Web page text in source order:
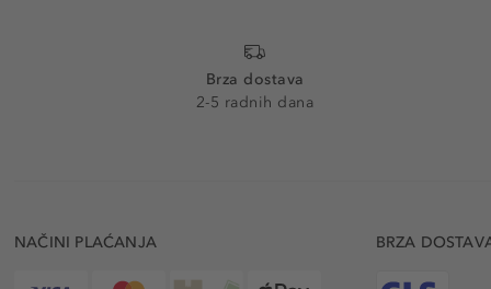
Brza dostava
2-5 radnih dana
NAČINI PLAĆANJA BRZA